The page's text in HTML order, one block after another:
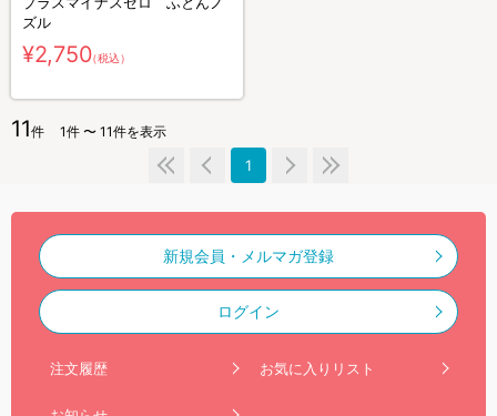
ズル
¥2,750（税込）
11件 1件 〜 11件を表示
1
新規会員・メルマガ登録
ログイン
注文履歴 お気に入りリスト